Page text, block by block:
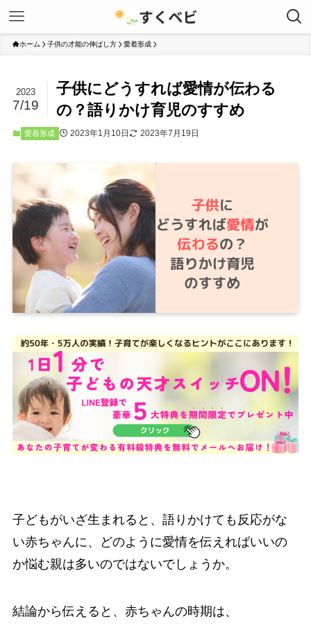
ホーム 子供の才能の伸ばし方 愛着形成
子供にどうすれば愛情が伝わる
の？語りかけ育児のすすめ
2023
7/19
愛着形成 2023年1月10日 2023年7月19日
子どもがいざ生まれると、語りかけても反応がな
い赤ちゃんに、どのように愛情を伝えればいいの
か悩む親は多いのではないでしょうか。
結論から伝えると、赤ちゃんの時期は、